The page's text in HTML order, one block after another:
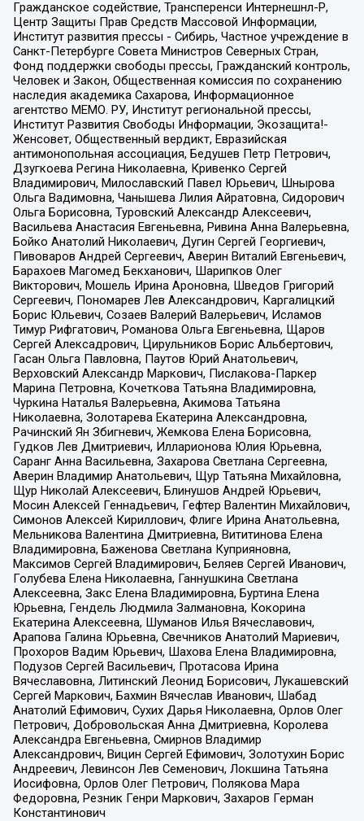
Гражданское содействие, Трансперенси Интернешнл-Р,
Центр Защиты Прав Средств Массовой Информации,
Институт развития прессы - Сибирь, Частное учреждение в
Санкт-Петербурге Совета Министров Северных Стран,
Фонд поддержки свободы прессы, Гражданский контроль,
Человек и Закон, Общественная комиссия по сохранению
наследия академика Сахарова, Информационное
агентство МЕМО. РУ, Институт региональной прессы,
Институт Развития Свободы Информации, Экозащита!-
Женсовет, Общественный вердикт, Евразийская
антимонопольная ассоциация, Бедушев Петр Петрович,
Дзугкоева Регина Николаевна, Кривенко Сергей
Владимирович, Милославский Павел Юрьевич, Шнырова
Ольга Вадимовна, Чанышева Лилия Айратовна, Сидорович
Ольга Борисовна, Туровский Александр Алексеевич,
Васильева Анастасия Евгеньевна, Ривина Анна Валерьевна,
Бойко Анатолий Николаевич, Дугин Сергей Георгиевич,
Пивоваров Андрей Сергеевич, Аверин Виталий Евгеньевич,
Барахоев Магомед Бекханович, Шарипков Олег
Викторович, Мошель Ирина Ароновна, Шведов Григорий
Сергеевич, Пономарев Лев Александрович, Каргалицкий
Борис Юльевич, Созаев Валерий Валерьевич, Исламов
Тимур Рифгатович, Романова Ольга Евгеньевна, Щаров
Сергей Алексадрович, Цирульников Борис Альбертович,
Гасан Ольга Павловна, Паутов Юрий Анатольевич,
Верховский Александр Маркович, Пислакова-Паркер
Марина Петровна, Кочеткова Татьяна Владимировна,
Чуркина Наталья Валерьевна, Акимова Татьяна
Николаевна, Золотарева Екатерина Александровна,
Рачинский Ян Збигневич, Жемкова Елена Борисовна,
Гудков Лев Дмитриевич, Илларионова Юлия Юрьевна,
Саранг Анна Васильевна, Захарова Светлана Сергеевна,
Аверин Владимир Анатольевич, Щур Татьяна Михайловна,
Щур Николай Алексеевич, Блинушов Андрей Юрьевич,
Мосин Алексей Геннадьевич, Гефтер Валентин Михайлович,
Симонов Алексей Кириллович, Флиге Ирина Анатольевна,
Мельникова Валентина Дмитриевна, Вититинова Елена
Владимировна, Баженова Светлана Куприяновна,
Максимов Сергей Владимирович, Беляев Сергей Иванович,
Голубева Елена Николаевна, Ганнушкина Светлана
Алексеевна, Закс Елена Владимировна, Буртина Елена
Юрьевна, Гендель Людмила Залмановна, Кокорина
Екатерина Алексеевна, Шуманов Илья Вячеславович,
Арапова Галина Юрьевна, Свечников Анатолий Мариевич,
Прохоров Вадим Юрьевич, Шахова Елена Владимировна,
Подузов Сергей Васильевич, Протасова Ирина
Вячеславовна, Литинский Леонид Борисович, Лукашевский
Сергей Маркович, Бахмин Вячеслав Иванович, Шабад
Анатолий Ефимович, Сухих Дарья Николаевна, Орлов Олег
Петрович, Добровольская Анна Дмитриевна, Королева
Александра Евгеньевна, Смирнов Владимир
Александрович, Вицин Сергей Ефимович, Золотухин Борис
Андреевич, Левинсон Лев Семенович, Локшина Татьяна
Иосифовна, Орлов Олег Петрович, Полякова Мара
Федоровна, Резник Генри Маркович, Захаров Герман
Константинович